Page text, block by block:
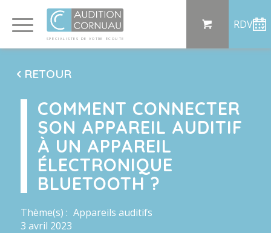
SP ÉCI AL I S TE S DE VO TRE ÉC OU TE
RDV
RETOUR
COMMENT CONNECTER
SON APPAREIL AUDITIF
À UN APPAREIL
ÉLECTRONIQUE
BLUETOOTH ?
Thème(s) : Appareils auditifs
3 avril 2023
Panneau de gestion des cookies